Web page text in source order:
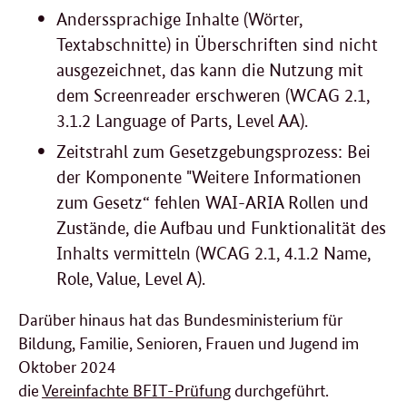
Anderssprachige Inhalte (Wörter,
Textabschnitte) in Überschriften sind nicht
ausgezeichnet, das kann die Nutzung mit
dem Screenreader erschweren (WCAG 2.1,
3.1.2 Language of Parts, Level AA).
Zeitstrahl zum Gesetzgebungsprozess: Bei
der Komponente "Weitere Informationen
zum Gesetz“ fehlen WAI-ARIA Rollen und
Zustände, die Aufbau und Funktionalität des
Inhalts vermitteln (WCAG 2.1, 4.1.2 Name,
Role, Value, Level A).
Darüber hinaus hat das Bundesministerium für
Bildung, Familie, Senioren, Frauen und Jugend im
Oktober 2024
dieVereinfachte BFIT-Prüfung durchgeführt.